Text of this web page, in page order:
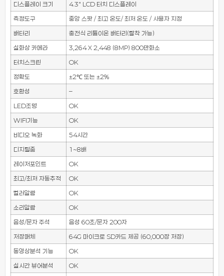
디스플레이 크기 4.3″ LCD 터치 디스플레이
측정도구 중앙 스팟 / 최고 온도/ 최저 온도 / 사용자 지정
배터리 충전식 리튬이온 배터리(탈착 가능)
실화상 카메라 3,264 X 2,448 (8MP) 800만화소
터치스크린 OK
정확도 ±2℃ 또는 ±2%
호환성 –
LED조명 OK
WIFI기능 OK
비디오 녹화 54시간
디지털줌 1~8배
레이저포인트 OK
최고/최저 자동추적 OK
컬러알람 OK
소리알람 OK
음성/문자 주석 음성 60초/문자 200자
저장매체 64G 마이크로 SD카드 제공 (60,000장 저장)
동영상분석 기능 OK
실시간 뷰어분석 OK